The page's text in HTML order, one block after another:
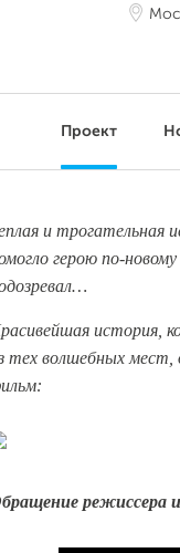
Проект
и трогательная
герою по-
история,
тех волшебных мест,
режиссера